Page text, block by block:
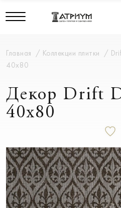
Главная Коллекции плитки
40x80
Декор Drift
40x80